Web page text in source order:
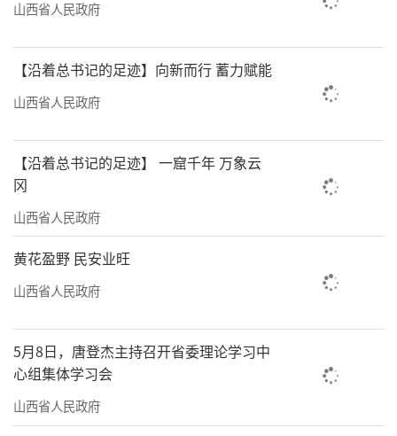
山西省人民政府
【沿着总书记的足迹】向新而行 蓄力赋能
山西省人民政府
【沿着总书记的足迹】 一窟千年 万象云
冈
山西省人民政府
黄花盈野 民安业旺
山西省人民政府
5月8日，唐登杰主持召开省委理论学习中
心组集体学习会
山西省人民政府